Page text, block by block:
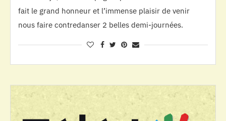
fait le grand honneur et l’immense plaisir de venir
nous faire contredanser 2 belles demi-journées.